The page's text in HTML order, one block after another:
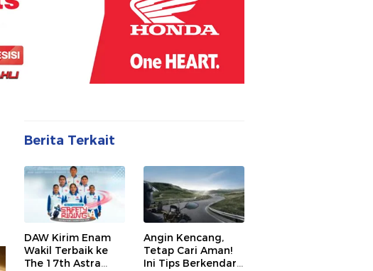
Berita Terkait
DAW Kirim Enam
Wakil Terbaik ke
The 17th Astra
Angin Kencang,
Tetap Cari Aman!
Ini Tips Berkendara